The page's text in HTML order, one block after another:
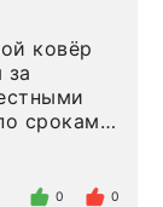
ковёр
за
срокам.
0 0